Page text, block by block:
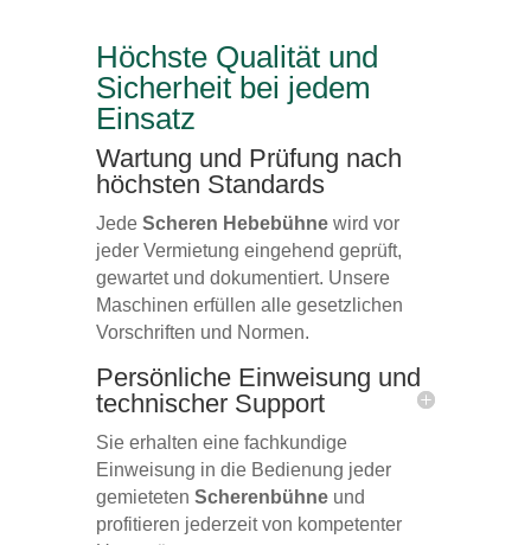
Höchste Qualität und
Sicherheit bei jedem
Einsatz
Wartung und Prüfung nach
höchsten Standards
Jede Scheren Hebebühnewird vor
jeder Vermietung eingehend geprüft,
gewartet und dokumentiert. Unsere
Maschinen erfüllen alle gesetzlichen
Vorschriften und Normen.
Persönliche Einweisung und
technischer Support
Sie erhalten eine fachkundige
Einweisung in die Bedienung jeder
gemieteten Scherenbühneund
profitieren jederzeit von kompetenter